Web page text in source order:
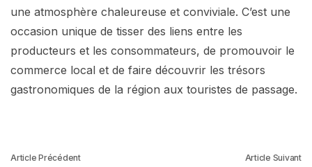
une atmosphère chaleureuse et conviviale. C’est une
occasion unique de tisser des liens entre les
producteurs et les consommateurs, de promouvoir le
commerce local et de faire découvrir les trésors
gastronomiques de la région aux touristes de passage.
Article Précédent Article Suivant